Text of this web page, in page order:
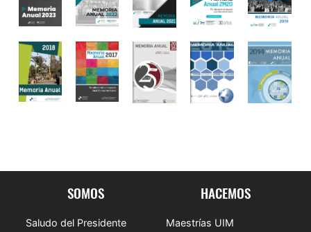
SOMOS
Saludo del Presidente
HACEMOS
Maestrías UIM